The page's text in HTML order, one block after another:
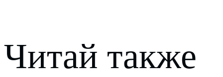
Читай также